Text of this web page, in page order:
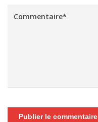
Publier le commentaire